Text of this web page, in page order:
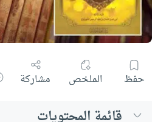
حفظ الملخص مشاركة
قائمة المحتويات